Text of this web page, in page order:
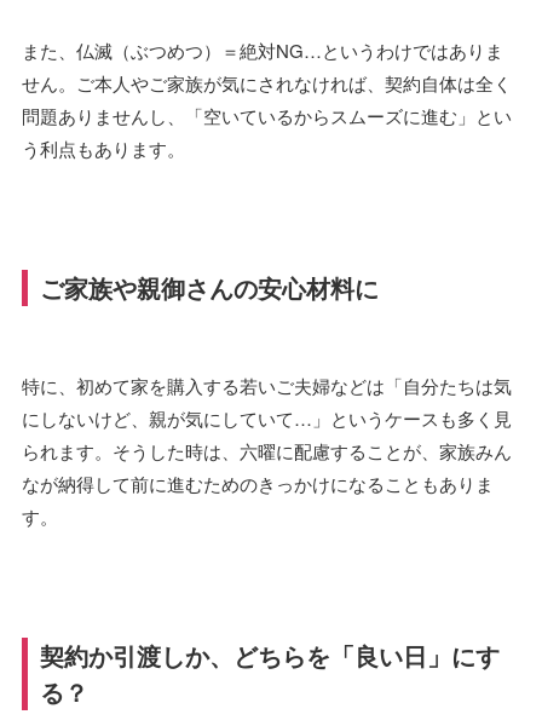
また、仏滅（ぶつめつ）＝絶対NG…というわけではありま
せん。ご本人やご家族が気にされなければ、契約自体は全く
問題ありませんし、「空いているからスムーズに進む」とい
う利点もあります。
ご家族や親御さんの安心材料に
特に、初めて家を購入する若いご夫婦などは「自分たちは気
にしないけど、親が気にしていて…」というケースも多く見
られます。そうした時は、六曜に配慮することが、家族みん
なが納得して前に進むためのきっかけになることもありま
す。
契約か引渡しか、どちらを「良い日」にす
る？